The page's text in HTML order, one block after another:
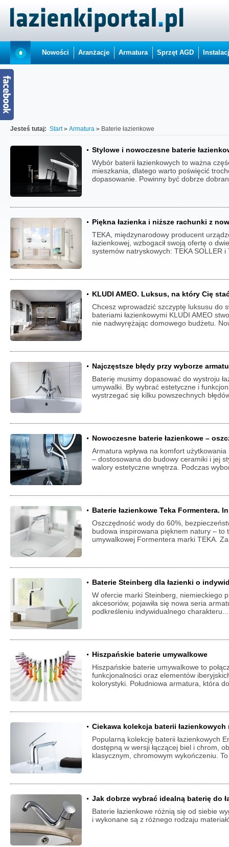
Nowości Aranżacje Armatura Sprzęt AGD
Jesteś tutaj: Start Armatura Baterie łazienkowe
Stylowe i nowoczesne baterie
Wybór baterii łazienkowych to ważna
mieszkania, dlatego warto poświęcić
dopasowanie. Powinny być dobrze
Piękna łazienka i niższe rachunki z
TEKA, międzynarodowy producent
łazienkowej, wzbogacił swoją ofertę o
systemów natryskowych: TEKA SOLLER
KLUDI AMEO. Luksus, na który Cię
Chcesz wprowadzić szczyptę luksusu do
bateriami łazienkowymi KLUDI AMEO
nie nadwyrężając domowego budżetu.
Najczęstsze błędy przy wyborze
Baterię musimy dopasować do wystroju
umywalki. By wybrać estetyczne i
wystrzegać się kilku powszechnych
Nowoczesne baterie łazienkowe –
Armatura wpływa na komfort
– dostosowana do budowy ceramiki i jej
walory estetyczne wnętrza. Podczas
Baterie łazienkowe Teka Formentera.
Oszczędność wody do 60%,
budowa inspirowana pięknem natury – to
umywalkowej Formentera marki TEKA.
Baterie Steinberg dla łazienki o
W ofercie marki Steinberg, niemieckiego
akcesoriów, pojawiła się nowa seria
podkreśleniu indywidualnego
Hiszpańskie baterie umywalkowe
Hiszpańskie baterie umywalkowe to
funkcjonalności oraz elementów
kolorystyki. Południowa armatura, która
Ciekawa kolekcja baterii łazienkowych
Popularną kolekcję baterii łazienkowych
dostępną w wersji łączącej biel i chrom,
klasycznym, chromowym wykończeniu.
Jak dobrze wybrać idealną baterię do
Baterie łazienkowe różnią się od siebie
i wykonane są z różnego rodzaju